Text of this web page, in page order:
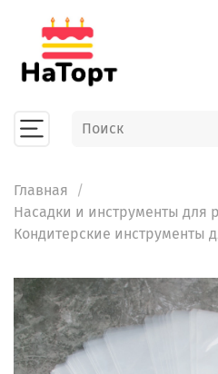
Главная
Насадки и инструменты для
Кондитерские инструменты